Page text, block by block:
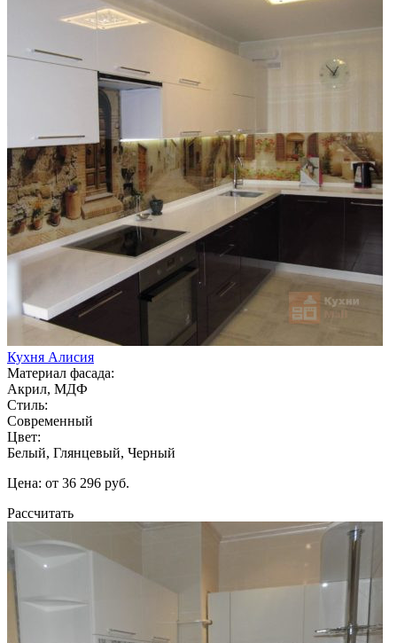
Кухня Алисия
Материал фасада:
Акрил, МДФ
Стиль:
Современный
Цвет:
Белый, Глянцевый, Черный
Цена: от 36 296 руб.
Рассчитать